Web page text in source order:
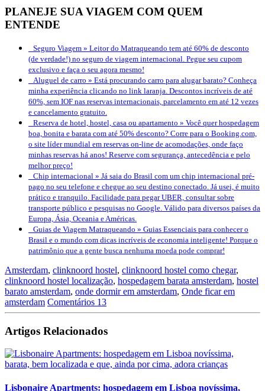
PLANEJE SUA VIAGEM COM QUEM
ENTENDE
Seguro Viagem » Leitor do Matraqueando tem até 60% de desconto
(de verdade!) no seguro de viagem internacional. Pegue seu cupom
exclusivo e faça o seu agora mesmo!
Aluguel de carro » Está procurando carro para alugar barato? Conheça
minha experiência clicando no link laranja. Descontos incríveis de até
60%, sem IOF nas reservas internacionais, parcelamento em até 12 vezes
e cancelamento gratuito.
Reserva de hotel, hostel, casa ou apartamento » Você quer hospedagem
boa, bonita e barata com até 50% desconto? Corre para o Booking.com,
o site líder mundial em reservas on-line de acomodações, onde faço
minhas reservas há anos! Reserve com segurança, antecedência e pelo
melhor preço!
Chip internacional » Já saia do Brasil com um chip internacional pré-
pago no seu telefone e chegue ao seu destino conectado. Já usei, é muito
prático e tranquilo. Facilidade para pegar UBER, consultar sobre
transporte público e pesquisas no Google. Válido para diversos países da
Europa, Ásia, Oceania e Américas.
Guias de Viagem Matraqueando » Guias Essenciais para conhecer o
Brasil e o mundo com dicas incríveis de economia inteligente! Porque o
patrimônio que a gente busca nenhuma moeda pode comprar!
Amsterdam, clinknoord hostel, clinknoord hostel como chegar,
clinknoord hostel localização, hospedagem barata amsterdam, hostel
barato amsterdam, onde dormir em amsterdam, Onde ficar em
amsterdam Comentários 13
Artigos Relacionados
Lisbonaire Apartments: hospedagem em Lisboa novíssima,